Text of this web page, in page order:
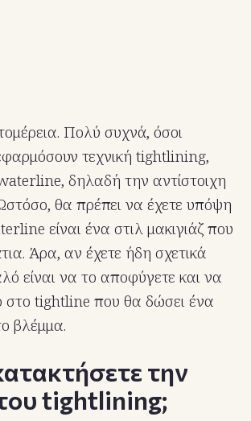
Πολύ συχνά, όσοι
τεχνική tightlining,
δηλαδή την αντίστοιχη
θα πρέπει να έχετε υπόψη
είναι ένα στιλ μακιγιάζ που
Άρα, αν έχετε ήδη σχετικά
είναι να το αποφύγετε και να
στο tightline που θα δώσει ένα
βλέμμα.
την
tightlining;